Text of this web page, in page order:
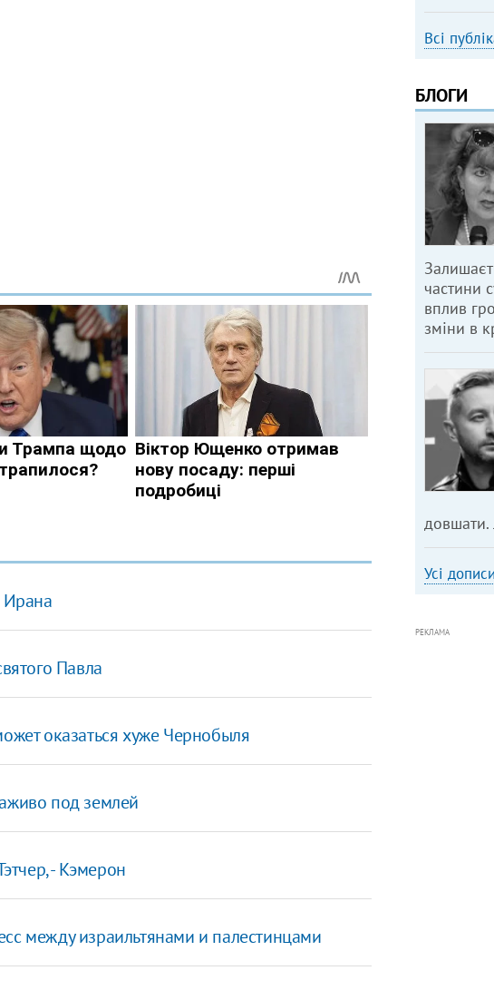
Ирана
Павла
оказаться хуже Чернобыля
под землей
- Кэмерон
между израильтянами и палестинцами
Всі
БЛОГИ
частини
вплив
зміни в
довшати.
Усі
РЕКЛАМА